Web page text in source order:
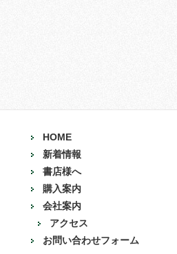
HOME
新着情報
書店様へ
購入案内
会社案内
アクセス
お問い合わせフォーム